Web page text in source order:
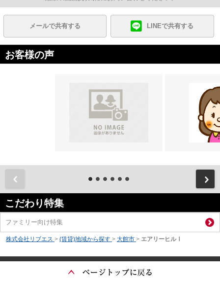
メールで共有する LINEで共有する
お客様の声
こだわり特集
ファミリー向け特集
株式会社リブエス > (賃貸)地域から探す > 大館市 > エアリーヒルⅠ